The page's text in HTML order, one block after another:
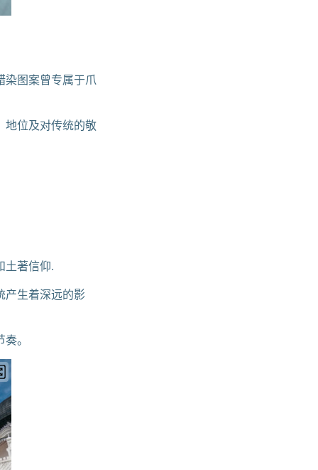
染图案曾专属于爪
地位及对传统的敬
土著信仰.
产生着深远的影
。